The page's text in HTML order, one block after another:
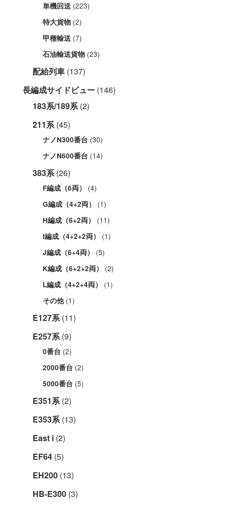
単機回送 (223)
特大貨物 (2)
甲種輸送 (7)
石油輸送貨物 (23)
配給列車 (137)
長編成サイドビュー (146)
183系/189系(2)
211系(45)
ナノN300番台 (30)
ナノN600番台 (14)
383系(26)
F編成（6両） (4)
G編成（4+2両） (1)
H編成（6+2両） (11)
I編成（4+2+2両） (1)
J編成（6+4両） (5)
K編成（6+2+2両） (2)
L編成（4+2+4両） (1)
その他(1)
E127系(11)
E257系(9)
0番台 (2)
2000番台 (2)
5000番台 (5)
E351系(2)
E353系(13)
East i (2)
EF64 (5)
EH200 (13)
HB-E300 (3)